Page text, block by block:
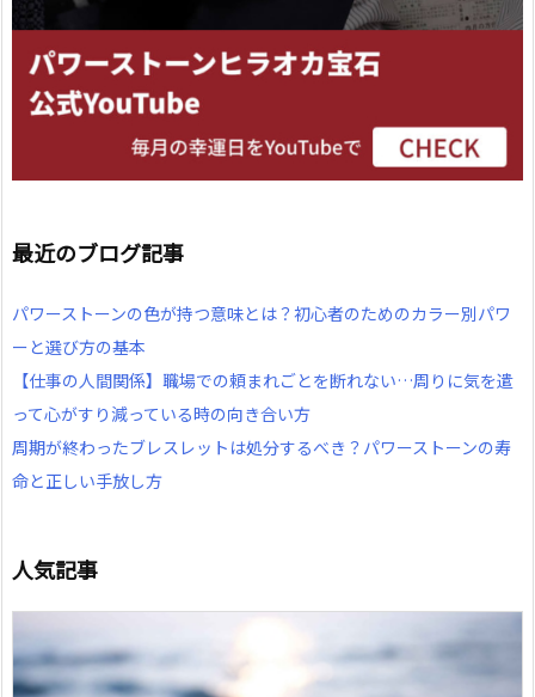
最近のブログ記事
パワーストーンの色が持つ意味とは？初心者のためのカラー別パワ
ーと選び方の基本
【仕事の人間関係】職場での頼まれごとを断れない…周りに気を遣
って心がすり減っている時の向き合い方
周期が終わったブレスレットは処分するべき？パワーストーンの寿
命と正しい手放し方
人気記事